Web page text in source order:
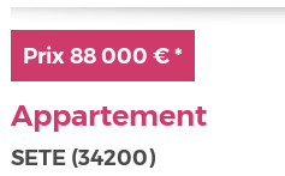
Prix88 000 €*
Appartement
SETE (34200)